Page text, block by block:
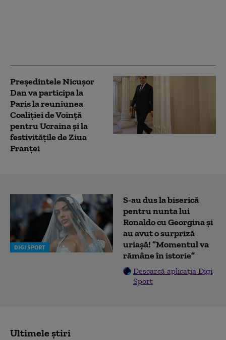
Președintele Nicușor
Dan va participa la
Paris la reuniunea
Coaliției de Voință
pentru Ucraina și la
festivitățile de Ziua
Franței
DIGI SPORT
S-au dus la biserică
pentru nunta lui
Ronaldo cu Georgina și
au avut o surpriză
uriașă! ”Momentul va
rămâne în istorie”
Descarcă aplicația Digi
Sport
Ultimele știri